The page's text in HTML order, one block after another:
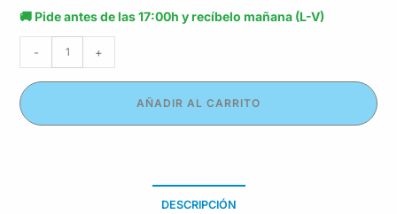
🚚 Pide antes de las 17:00h y recíbelo mañana (L-V)
- +
AÑADIR AL CARRITO
DESCRIPCIÓN